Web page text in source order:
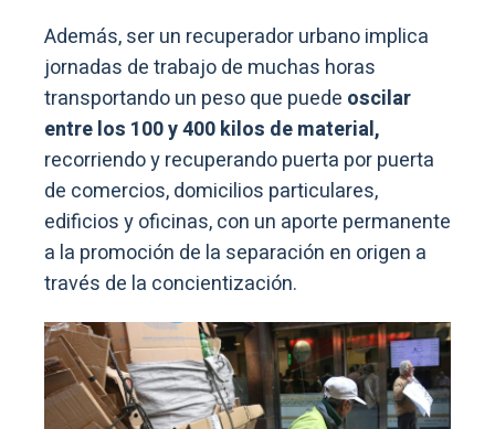
Además, ser un recuperador urbano implica
jornadas de trabajo de muchas horas
transportando un peso que puede oscilar
entre los 100 y 400 kilos de material,
recorriendo y recuperando puerta por puerta
de comercios, domicilios particulares,
edificios y oficinas, con un aporte permanente
a la promoción de la separación en origen a
través de la concientización.